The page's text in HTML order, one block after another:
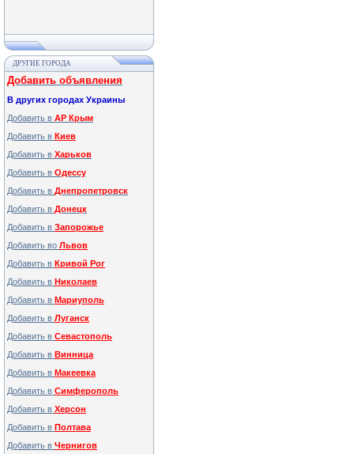
ДРУГИЕ ГОРОДА
Добавить объявления
В других городах Украины
Добавить в АР Крым
Добавить в Киев
Добавить в Харьков
Добавить в Одессу
Добавить в Днепропетровск
Добавить в Донецк
Добавить в Запорожье
Добавить во Львов
Добавить в Кривой Рог
Добавить в Николаев
Добавить в Мариуполь
Добавить в Луганск
Добавить в Севастополь
Добавить в Винница
Добавить в Макеевка
Добавить в Симферополь
Добавить в Херсон
Добавить в Полтава
Добавить в Чернигов